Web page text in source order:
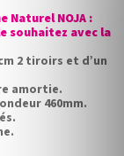
Naturel NOJA :
souhaitez avec la
2 tiroirs et d’un
amortie.
460mm.